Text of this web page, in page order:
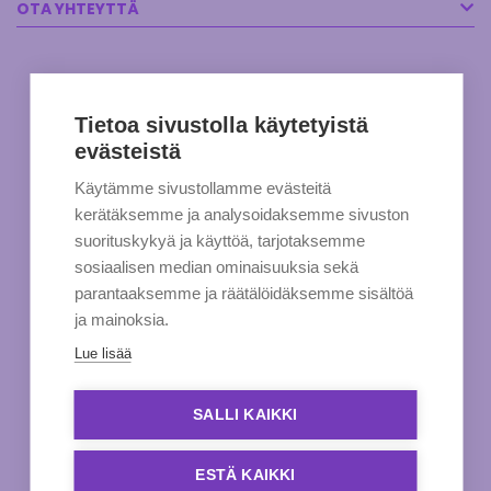
OTA YHTEYTTÄ
Tietoa sivustolla käytetyistä
evästeistä
Käytämme sivustollamme evästeitä
kerätäksemme ja analysoidaksemme sivuston
suorituskykyä ja käyttöä, tarjotaksemme
sosiaalisen median ominaisuuksia sekä
parantaaksemme ja räätälöidäksemme sisältöä
ja mainoksia.
Lue lisää
SALLI KAIKKI
ESTÄ KAIKKI